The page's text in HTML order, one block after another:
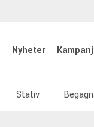
Nyheter
Stativ